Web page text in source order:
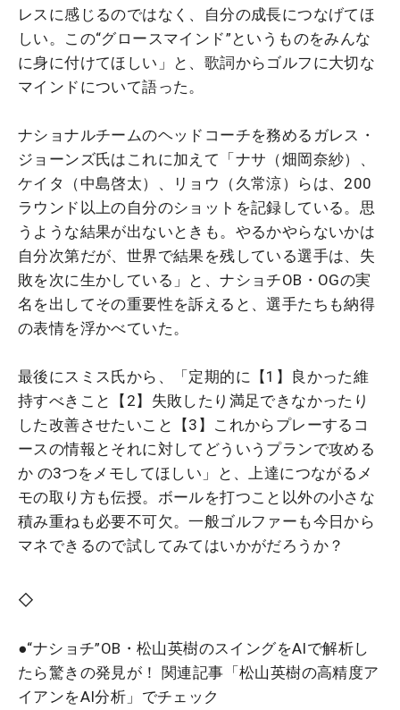
レスに感じるのではなく、自分の成長につなげてほ
しい。この“グロースマインド”というものをみんな
に身に付けてほしい」と、歌詞からゴルフに大切な
マインドについて語った。
ナショナルチームのヘッドコーチを務めるガレス・
ジョーンズ氏はこれに加えて「ナサ（畑岡奈紗）、
ケイタ（中島啓太）、リョウ（久常涼）らは、200
ラウンド以上の自分のショットを記録している。思
うような結果が出ないときも。やるかやらないかは
自分次第だが、世界で結果を残している選手は、失
敗を次に生かしている」と、ナショチOB・OGの実
名を出してその重要性を訴えると、選手たちも納得
の表情を浮かべていた。
最後にスミス氏から、「定期的に【1】良かった維
持すべきこと【2】失敗したり満足できなかったり
した改善させたいこと【3】これからプレーするコ
ースの情報とそれに対してどういうプランで攻める
か の3つをメモしてほしい」と、上達につながるメ
モの取り方も伝授。ボールを打つこと以外の小さな
積み重ねも必要不可欠。一般ゴルファーも今日から
マネできるので試してみてはいかがだろうか？
◇
●“ナショチ”OB・松山英樹のスイングをAIで解析し
たら驚きの発見が！ 関連記事「松山英樹の高精度ア
イアンをAI分析 」でチェック